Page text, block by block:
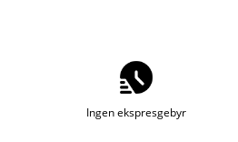
Ingen ekspresgebyr